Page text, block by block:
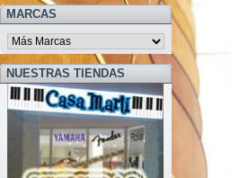
MARCAS
NUESTRAS TIENDAS